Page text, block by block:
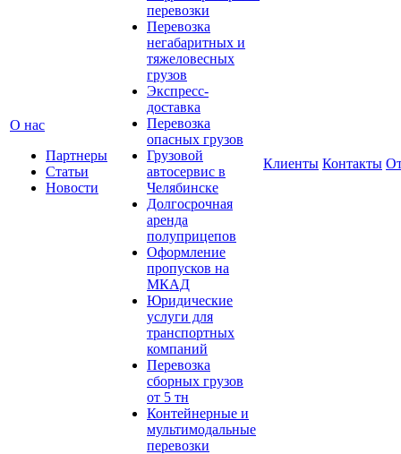
О нас
Партнеры
Статьи
Новости
перевозки
Перевозка
негабаритных и
тяжеловесных
грузов
Экспресс-
доставка
Перевозка
опасных грузов
Грузовой
автосервис в
Челябинске
Долгосрочная
аренда
полуприцепов
Оформление
пропусков на
МКАД
Юридические
услуги для
транспортных
компаний
Перевозка
сборных грузов
от 5 тн
Контейнерные и
мультимодальные
перевозки
Клиенты Контакты